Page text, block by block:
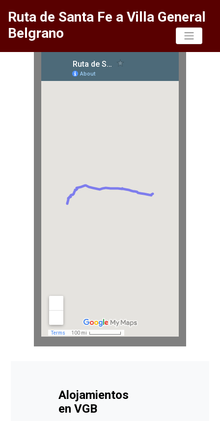
Ruta de Santa Fe a Villa General
Belgrano
Alojamientos
en VGB